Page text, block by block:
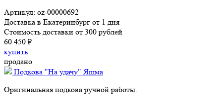
Артикул: oz-00000692
Доставка в Екатеринбург от 1 дня
Стоимость доставки от 300 рублей
60 450 ₽
купить
продано
Подкова "На удачу" Яшма
Оригинальная подкова ручной работы.